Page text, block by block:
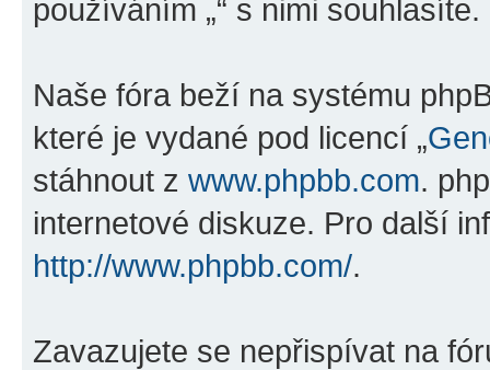
používáním „“ s nimi souhlasíte.
Naše fóra beží na systému
které je vydané pod licencí „
stáhnout z www.phpbb.com.
internetové diskuze. Pro další
http://www.phpbb.com/.
Zavazujete se nepřispívat na